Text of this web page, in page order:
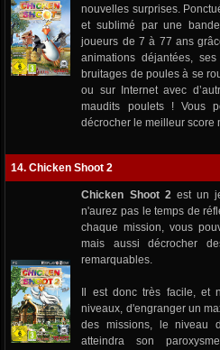
nouvelles surprises.
et sublimé par une
joueurs de 7 à 77 ans
animations déjantées,
bruitages de poules à se
ou sur Internet avec
maudits poulets ! Vous
décrocher le meilleur score
14. Chicken Shoot 2
Chicken Shoot 2est un
n'aurez pas le temps de
chaque mission, vous
mais aussi décrocher
remarquables.
Il est donc très facile, et
niveaux, d'engranger un
des missions, le niveau
atteindra son